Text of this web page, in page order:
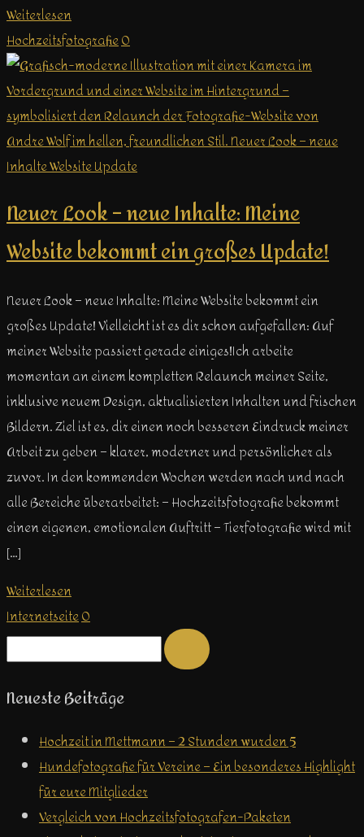
Weiterlesen
Hochzeitsfotografie0
Neuer Look – neue Inhalte: Meine
Website bekommt ein großes Update!
Neuer Look – neue Inhalte: Meine Website bekommt ein
großes Update! Vielleicht ist es dir schon aufgefallen: Auf
meiner Website passiert gerade einiges!Ich arbeite
momentan an einem kompletten Relaunch meiner Seite,
inklusive neuem Design, aktualisierten Inhalten und frischen
Bildern. Ziel ist es, dir einen noch besseren Eindruck meiner
Arbeit zu geben – klarer, moderner und persönlicher als
zuvor. In den kommenden Wochen werden nach und nach
alle Bereiche überarbeitet: – Hochzeitsfotografie bekommt
einen eigenen, emotionalen Auftritt – Tierfotografie wird mit
[…]
Weiterlesen
Internetseite0
Neueste Beiträge
Hochzeit in Mettmann – 2 Stunden wurden 5
Hundefotografie für Vereine – Ein besonderes Highlight
für eure Mitglieder
Vergleich von Hochzeitsfotografen-Paketen